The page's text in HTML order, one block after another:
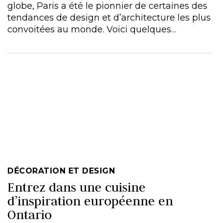
globe, Paris a été le pionnier de certaines des
tendances de design et d’architecture les plus
convoitées au monde. Voici quelques…
DÉCORATION ET DESIGN
Entrez dans une cuisine
d’inspiration européenne en
Ontario